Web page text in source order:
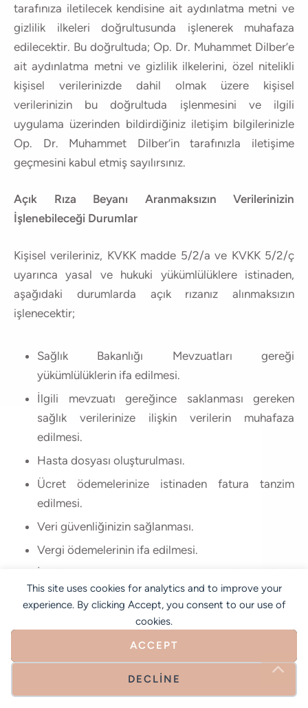
tarafınıza iletilecek kendisine ait aydınlatma metni ve
gizlilik ilkeleri doğrultusunda işlenerek muhafaza
edilecektir. Bu doğrultuda; Op. Dr. Muhammet Dilber’e
ait aydınlatma metni ve gizlilik ilkelerini, özel nitelikli
kişisel verilerinizde dahil olmak üzere kişisel
verilerinizin bu doğrultuda işlenmesini ve ilgili
uygulama üzerinden bildirdiğiniz iletişim bilgilerinizle
Op. Dr. Muhammet Dilber’in tarafınızla iletişime
geçmesini kabul etmiş sayılırsınız.
Açık Rıza Beyanı Aranmaksızın Verilerinizin
İşlenebileceği Durumlar
Kişisel verileriniz, KVKK madde 5/2/a ve KVKK 5/2/ç
uyarınca yasal ve hukuki yükümlülüklere istinaden,
aşağıdaki durumlarda açık rızanız alınmaksızın
işlenecektir;
Sağlık Bakanlığı Mevzuatları gereği
yükümlülüklerin ifa edilmesi.
İlgili mevzuatı gereğince saklanması gereken
sağlık verilerinize ilişkin verilerin muhafaza
edilmesi.
Hasta dosyası oluşturulması.
Ücret ödemelerinize istinaden fatura tanzim
edilmesi.
Veri güvenliğinizin sağlanması.
Vergi ödemelerinin ifa edilmesi.
İdari Kurum ve Kuruluşlar nezdinde idari
yükümlülüklerin ifa edilmesi.
Yargı Makamları nezdinde hukuki yükümlülüklerin
Kişisel verileriniz KVKK madde 5/2/c uyarınca; Tıbbi
teşhis, tedavi ve operasyon süreçleri sonrasında
This site uses cookies for analytics and to improve your
experience. By clicking Accept, you consent to our use of
cookies.
ACCEPT
DECLINE